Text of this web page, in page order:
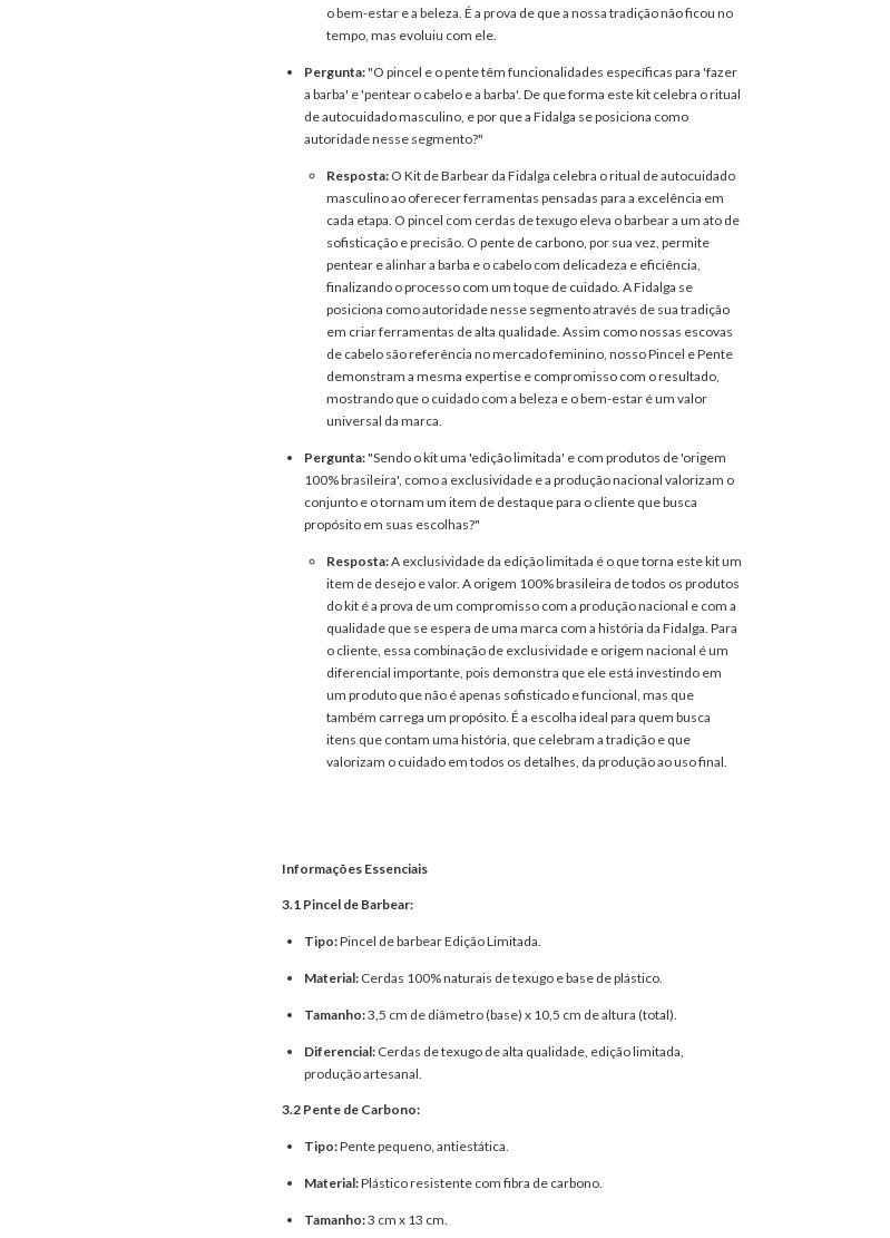
o bem-estar e a beleza. É a prova de que a nossa tradição não ficou no
tempo, mas evoluiu com ele.
Pergunta:"O pincel e o pente têm funcionalidades específicas para 'fazer
a barba' e 'pentear o cabelo e a barba'. De que forma este kit celebra o ritual
de autocuidado masculino, e por que a Fidalga se posiciona como
autoridade nesse segmento?"
Resposta: O Kit de Barbear da Fidalga celebra o ritual de autocuidado
masculino ao oferecer ferramentas pensadas para a excelência em
cada etapa. O pincel com cerdas de texugo eleva o barbear a um ato de
sofisticação e precisão. O pente de carbono, por sua vez, permite
pentear e alinhar a barba e o cabelo com delicadeza e eficiência,
finalizando o processo com um toque de cuidado. A Fidalga se
posiciona como autoridade nesse segmento através de sua tradição
em criar ferramentas de alta qualidade. Assim como nossas escovas
de cabelo são referência no mercado feminino, nosso Pincel e Pente
demonstram a mesma expertise e compromisso com o resultado,
mostrando que o cuidado com a beleza e o bem-estar é um valor
universal da marca.
Pergunta:"Sendo o kit uma 'edição limitada' e com produtos de 'origem
100% brasileira', como a exclusividade e a produção nacional valorizam o
conjunto e o tornam um item de destaque para o cliente que busca
propósito em suas escolhas?"
Resposta:A exclusividade da edição limitada é o que torna este kit um
item de desejo e valor. A origem 100% brasileira de todos os produtos
do kit é a prova de um compromisso com a produção nacional e com a
qualidade que se espera de uma marca com a história da Fidalga. Para
o cliente, essa combinação de exclusividade e origem nacional é um
diferencial importante, pois demonstra que ele está investindo em
um produto que não é apenas sofisticado e funcional, mas que
também carrega um propósito. É a escolha ideal para quem busca
itens que contam uma história, que celebram a tradição e que
valorizam o cuidado em todos os detalhes, da produção ao uso final.
Informações Essenciais
3.1 Pincel de Barbear:
Tipo:Pincel de barbear Edição Limitada.
Material: Cerdas 100% naturais de texugo e base de plástico.
Tamanho:3,5 cm de diâmetro (base) x 10,5 cm de altura (total).
Diferencial: Cerdas de texugo de alta qualidade, edição limitada,
produção artesanal.
3.2 Pente de Carbono:
Tipo:Pente pequeno, antiestática.
Material:Plástico resistente com fibra de carbono.
Tamanho:3 cm x 13 cm.